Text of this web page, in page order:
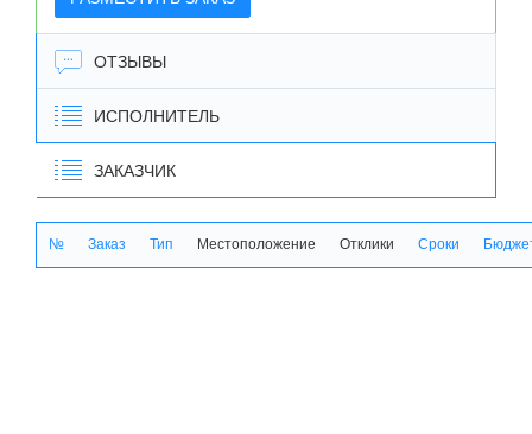
ОТЗЫВЫ
ИСПОЛНИТЕЛЬ
ЗАКАЗЧИК
№ Заказ Тип Местоположение Отклики Сроки